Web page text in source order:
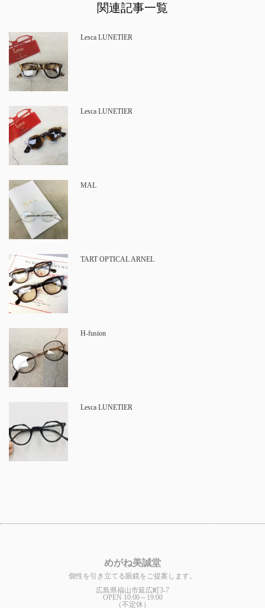
関連記事一覧
Lesca LUNETIER
Lesca LUNETIER
MAL
TART OPTICAL ARNEL
H-fusion
Lesca LUNETIER
めがね美誠堂
個性を引き立てる眼鏡をご提案します。
広島県福山市延広町3-7
OPEN 10:00～19:00
（不定休）